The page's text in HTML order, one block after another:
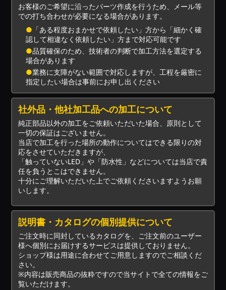
お客様のご希望に沿ったパーツ作成を行うため、メール等
での打ち合わせが必要になる場合があります。
● 「ある程度おまかせで依頼したい」方から「細かく確
認して相違なく依頼したい」方まで対応可能です
●品質確保のため、技術者の判断で加工方法を選定する
場合があります
●業務に支障がない範囲で対応しますが、工程を厳密に
指定したい場合は事前にお申し出ください
社外品・他社加工品への加工について
純正部品以外の加工をご依頼いただいた場合、原則として
一切の保証はございません。
当店で加工を行った場所の動作についてはできる限りの対
応をさせていただきますが、
「触っていないLED」や「防水性」などについては当店で責
任を負うとこはできません。
十分にご理解いただいた上でご依頼くださいますようお願
いします。
説明書・カタログの個別提供について
ご注文時に同封しているカタログを、ご注文前のユーザー
様へ個別にお届けするサービスは提供しておりません。
ショップ様は用途に合わせてご用意しますのでご相談くだ
さい。
※内容は販売商品の抜粋ですので当サイトで全ての情報をご
覧いただけます。